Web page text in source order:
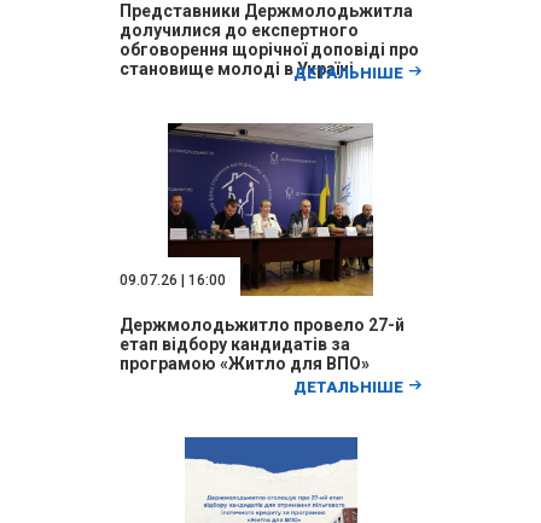
Представники Держмолодьжитла
долучилися до експертного
обговорення щорічної доповіді про
становище молоді в Україні
ДЕТАЛЬНІШЕ
09.07.26 | 16:00
Держмолодьжитло провело 27-й
етап відбору кандидатів за
програмою «Житло для ВПО»
ДЕТАЛЬНІШЕ